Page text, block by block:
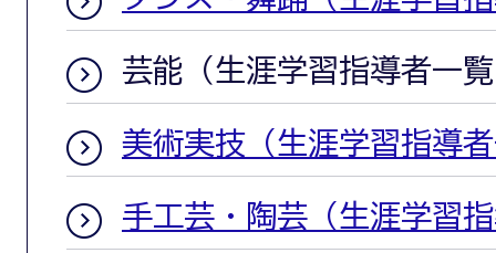
芸能（生涯学習指導者一
美術実技（生涯学習指導
手工芸・陶芸（生涯学習